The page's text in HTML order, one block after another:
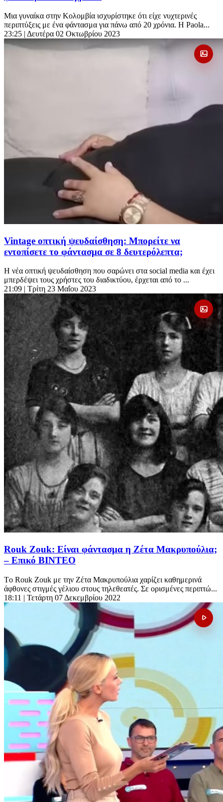
Μια γυναίκα στην Κολομβία ισχυρίστηκε ότι είχε νυχτερινές
περιπτύξεις με ένα φάντασμα για πάνω από 20 χρόνια. Η Paola...
23:25 | Δευτέρα 02 Οκτωβρίου 2023
Vintage οπτική ψευδαίσθηση: Μπορείτε να
εντοπίσετε το φάντασμα σε 8 δευτερόλεπτα;
Η νέα οπτική ψευδαίσθηση που σαρώνει στα social media και έχει
μπερδέψει τους χρήστες του διαδικτύου, έρχεται από το ...
21:09 | Τρίτη 23 Μαΐου 2023
Rouk Zouk: Είναι φάντασμα η Ζέτα Μακρυπούλια;
– Επικό ΒΙΝΤΕΟ
Tο Rouk Zouk με την Ζέτα Μακρυπούλια χαρίζει καθημερινά
άφθονες στιγμές γέλιου στους τηλεθεατές. Σε ορισμένες περιπτώ...
18:11 | Τετάρτη 07 Δεκεμβρίου 2022